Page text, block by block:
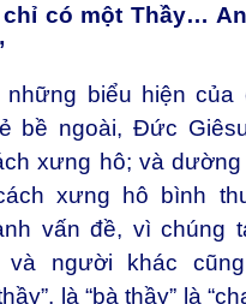
chỉ có một Thầy…
những biểu hiện của
bề ngoài, Đức
xưng hô; và
xưng hô bình
vấn đề, vì chúng
và người khác
là “bà thầy” là